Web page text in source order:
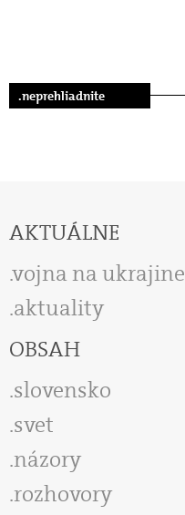
.neprehliadnite
AKTUÁLNE
vojna na ukrajine
aktuality
OBSAH
slovensko
svet
názory
rozhovory